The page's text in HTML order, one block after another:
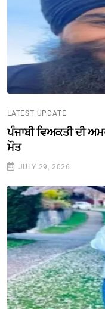
LATEST UPDATE
ਪੰਜਾਬੀ ਵਿਅਕਤੀ ਦੀ
ਮੌਤ
JULY 29, 2026